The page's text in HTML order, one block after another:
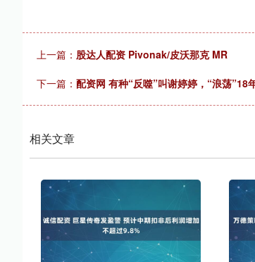
上一篇： 股达人配资 Pivonak/皮沃那克 MR
下一篇： 配资网 有种“反噬”叫谢婷婷，“浪荡”18
相关文章